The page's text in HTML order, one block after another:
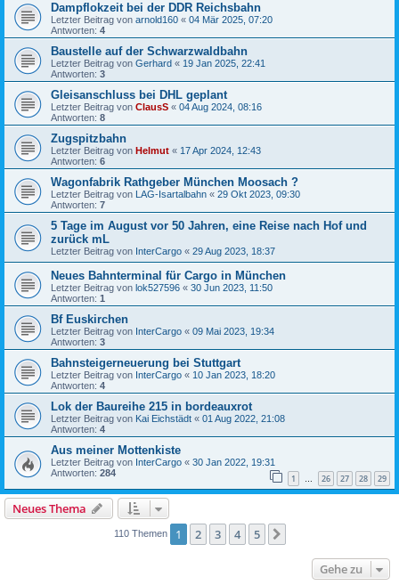
Dampflokzeit bei der DDR Reichsbahn
Letzter Beitrag von arnold160 « 04 Mär 2025, 07:20
Antworten: 4
Baustelle auf der Schwarzwaldbahn
Letzter Beitrag von Gerhard « 19 Jan 2025, 22:41
Antworten: 3
Gleisanschluss bei DHL geplant
Letzter Beitrag von ClausS « 04 Aug 2024, 08:16
Antworten: 8
Zugspitzbahn
Letzter Beitrag von Helmut « 17 Apr 2024, 12:43
Antworten: 6
Wagonfabrik Rathgeber München Moosach ?
Letzter Beitrag von LAG-Isartalbahn « 29 Okt 2023, 09:30
Antworten: 7
5 Tage im August vor 50 Jahren, eine Reise nach Hof und
zurück mL
Letzter Beitrag von InterCargo « 29 Aug 2023, 18:37
Neues Bahnterminal für Cargo in München
Letzter Beitrag von lok527596 « 30 Jun 2023, 11:50
Antworten: 1
Bf Euskirchen
Letzter Beitrag von InterCargo « 09 Mai 2023, 19:34
Antworten: 3
Bahnsteigerneuerung bei Stuttgart
Letzter Beitrag von InterCargo « 10 Jan 2023, 18:20
Antworten: 4
Lok der Baureihe 215 in bordeauxrot
Letzter Beitrag von Kai Eichstädt « 01 Aug 2022, 21:08
Antworten: 4
Aus meiner Mottenkiste
Letzter Beitrag von InterCargo « 30 Jan 2022, 19:31
Antworten: 284 1 … 26 27 28 29
Neues Thema
110 Themen 1 2 3 4 5
Gehe zu